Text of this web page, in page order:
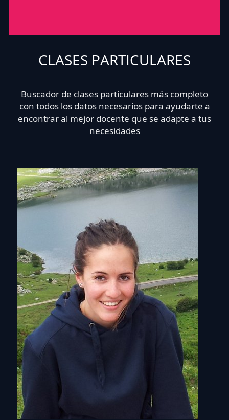
CLASES PARTICULARES
Buscador de clases particulares más completo
con todos los datos necesarios para ayudarte a
encontrar al mejor docente que se adapte a tus
necesidades